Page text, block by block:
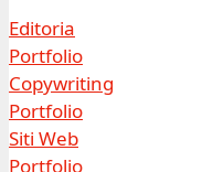
Editoria
Portfolio
Copywriting
Portfolio
Siti Web
Portfolio